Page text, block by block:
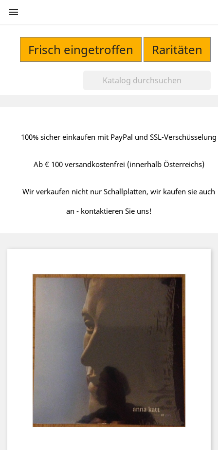

Frisch eingetroffen Raritäten
100% sicher einkaufen mit PayPal und SSL-Verschüsselung
Ab € 100 versandkostenfrei (innerhalb Österreichs)
Wir verkaufen nicht nur Schallplatten, wir kaufen sie auch
an - kontaktieren Sie uns!